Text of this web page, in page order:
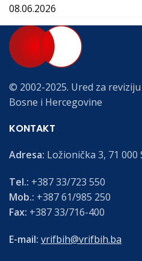
08.06.2026
© 2002-2025. Ured za
Bosne i Hercegovine
KONTAKT
Adresa: Ložionička 3, 71 000
Tel.: +387 33/723 550
Mob.: +387 61/985 250
Fax: +387 33/716-400
E-mail: vrifbih@vrifbih.ba